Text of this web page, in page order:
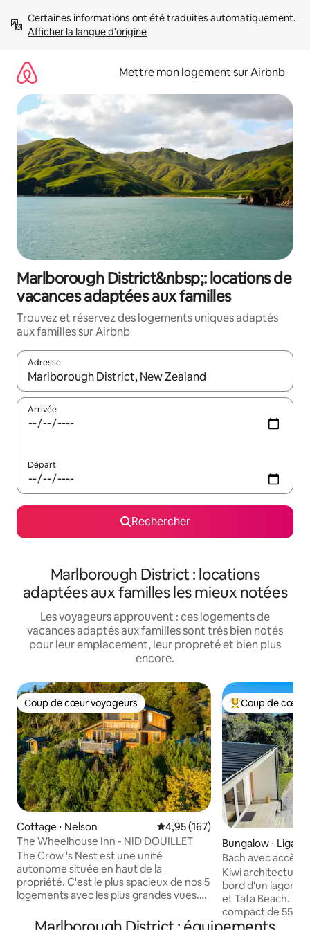
directement
Afficher la langue d'origine
Mettre mon logement sur Airbnb
Marlborough District&nbsp;: locations de
vacances adaptées aux familles
Trouvez et réservez des logements uniques adaptés
aux familles sur Airbnb
Adresse
Lorsque les résultats s'affichent, utilisez les flèches vers le
Arrivée
Départ
Rechercher
Marlborough District : locations
adaptées aux familles les mieux notées
Les voyageurs approuvent : ces logements de
vacances adaptés aux familles sont très bien notés
pour leur emplacement, leur propreté et bien plus
encore.
Coup de cœur voyageurs
Coup de cœur voyageurs
Cottage ⋅ Nelson Évaluation moyenne sur la
4,95 (167)
The Wheelhouse Inn - NID DOUILLET
The Crow 's Nest est une unité
autonome située en haut de la
propriété. C'est le plus spacieux de nos 5
logements avec les plus grandes vues.
spectaculaire sur la baie de Tasman
Coups de cœur
Coup de cœur
Bungalow ⋅ Ligar
Bach avec accès
2 kayaks
Kiwi architectural
bord d'un lagon à
et Tata Beach. Le Bach est un logement
compact de 55
terrasse abritée